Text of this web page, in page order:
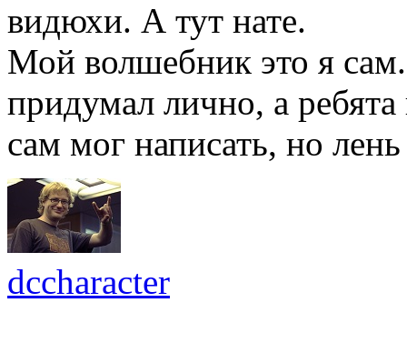
видюхи. А тут нате.
Мой волшебник это я
придумал лично, а
сам мог написать, но
dccharacter